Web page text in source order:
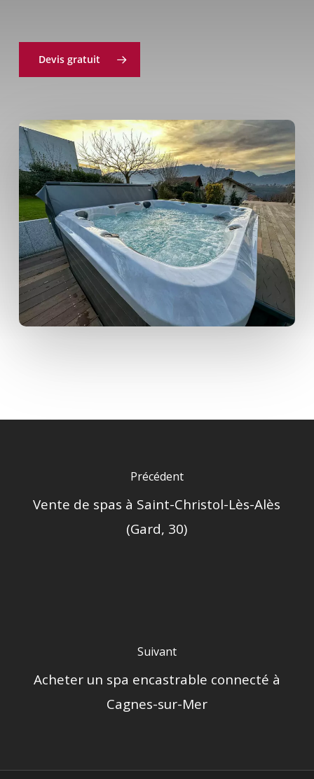
Devis gratuit
Précédent
Vente de spas à Saint-Christol-Lès-Alès
(Gard, 30)
Suivant
Acheter un spa encastrable connecté à
Cagnes-sur-Mer